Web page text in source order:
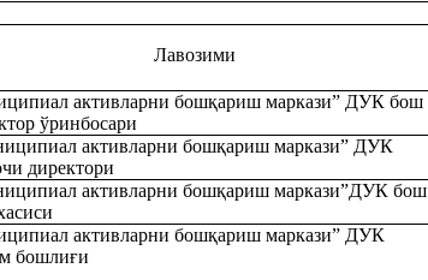
Лавозими
активларни бошқариш маркази” ДУК бош
ўринбосари
активларни бошқариш маркази” ДУК
директори
активларни бошқариш маркази”ДУК бош
активларни бошқариш маркази” ДУК
бошлиғи